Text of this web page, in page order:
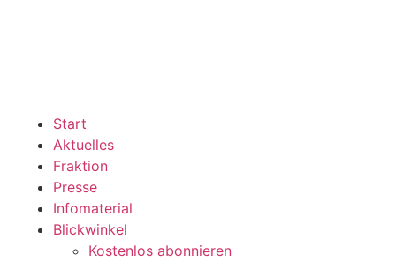
Start
Aktuelles
Fraktion
Presse
Infomaterial
Blickwinkel
Kostenlos abonnieren